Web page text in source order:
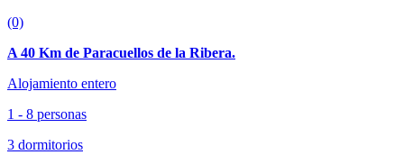
(0)
A 40 Km de Paracuellos de la Ribera.
Alojamiento entero
1 - 8 personas
3 dormitorios